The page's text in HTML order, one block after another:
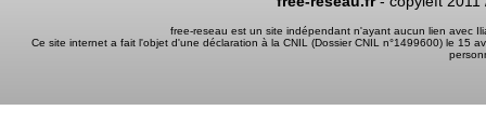
free-reseau est un site indépendant n'ayant aucun lien avec
Ce site internet a fait l'objet d'une déclaration à la CNIL (Dossier CNIL n°1499600) le 15